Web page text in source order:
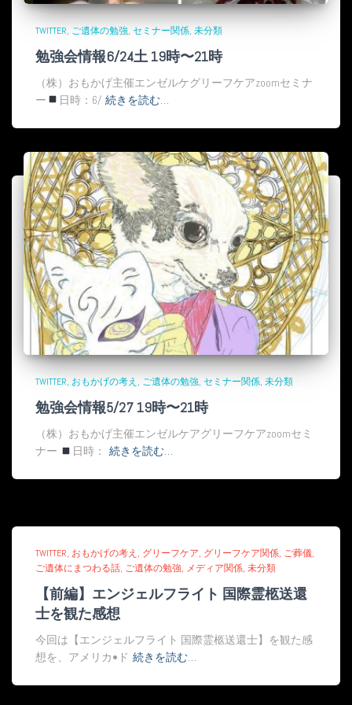
TWITTER ご遺体の勉強 セミナー関係 未分類
勉強会情報6/24土 19時〜21時
（株）おもかげ主催エンゼルケグリーフケアzoomセミナ
ー
日時：6/ 続きを読む…
TWITTER おもかげの考え ご遺体の勉強 セミナー関係 未分類
勉強会情報5/27 19時〜21時
（株）おもかげ主催エンゼルケアグリーフケアzoomセミ
ナー
日時： 続きを読む…
TWITTER おもかげの考え グリーフケア グリーフケア関係 ご葬儀
ご遺体にまつわる話 ご遺体の勉強 メディア関係 未分類
【前編】エンジェルフライト 国際霊柩送還
士を観た感想
今回は【エンジェルフライト 国際霊柩送還士】を観た感
想を、アメリカ•ド 続きを読む…